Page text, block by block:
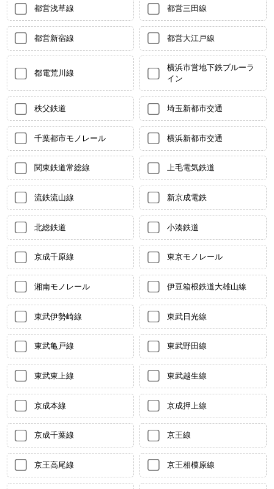
都営浅草線 都営三田線
都営新宿線 都営大江戸線
都電荒川線
横浜市営地下鉄ブルーラ
イン
秩父鉄道 埼玉新都市交通
千葉都市モノレール 横浜新都市交通
関東鉄道常総線 上毛電気鉄道
流鉄流山線 新京成電鉄
北総鉄道 小湊鉄道
京成千原線 東京モノレール
湘南モノレール 伊豆箱根鉄道大雄山線
東武伊勢崎線 東武日光線
東武亀戸線 東武野田線
東武東上線 東武越生線
京成本線 京成押上線
京成千葉線 京王線
京王高尾線 京王相模原線